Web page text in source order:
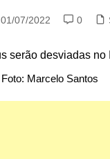
01/07/2022 0
Foto: Marcelo Santos